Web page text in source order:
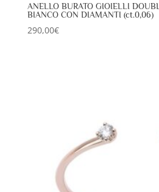
ANELLO BURATO GIOIELLI
BIANCO CON DIAMANTI (ct.0,06)
290,00€